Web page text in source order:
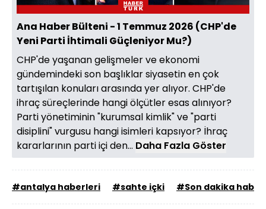
Ana Haber Bülteni - 1 Temmuz 2026 (CHP'de
Yeni Parti İhtimali Güçleniyor Mu?)
CHP'de yaşanan gelişmeler ve ekonomi
gündemindeki son başlıklar siyasetin en çok
tartışılan konuları arasında yer alıyor. CHP'de
ihraç süreçlerinde hangi ölçütler esas alınıyor?
Parti yönetiminin "kurumsal kimlik" ve "parti
disiplini" vurgusu hangi isimleri kapsıyor? İhraç
kararlarının parti içi den... Daha Fazla Göster
#antalya haberleri #sahte içki #Son dakika